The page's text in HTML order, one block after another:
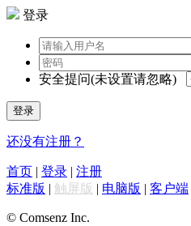
登录
安全提问(未设置请忽略)
登录
还没有注册？
首页 | 登录 | 注册
标准版 | 触屏版 | 电脑版 | 客户端
© Comsenz Inc.